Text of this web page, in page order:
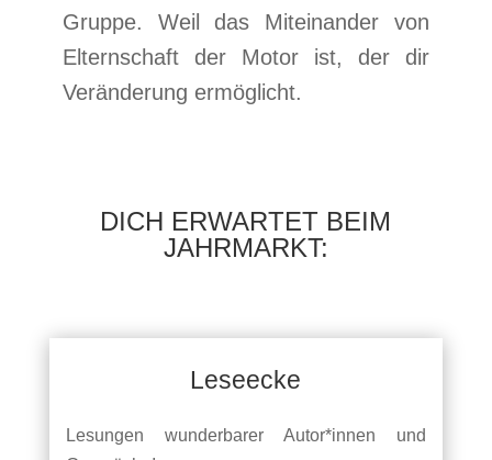
Gruppe. Weil das Miteinander von
Elternschaft der Motor ist, der dir
Veränderung ermöglicht.
DICH ERWARTET BEIM
JAHRMARKT:
Leseecke
Lesungen wunderbarer Autor*innen und